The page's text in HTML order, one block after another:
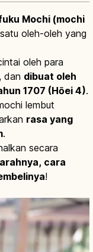
Mochi (mochi
oleh-oleh yang
oleh para
, dan dibuat oleh
1707 (Hōei 4).
lembut
rasa yang
.
secara
cara
!